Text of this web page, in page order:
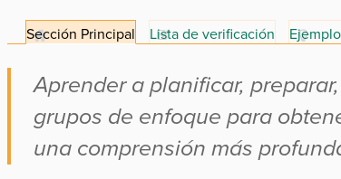
Sección Principal Lista de verificación
Aprender a planificar,
grupos de enfoque para
una comprensión más